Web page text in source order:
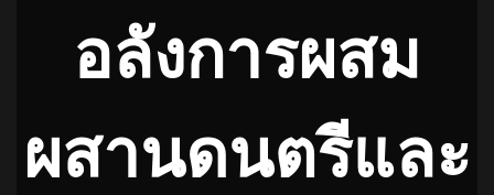
อลังการผสม
ผสานดนตรีและ